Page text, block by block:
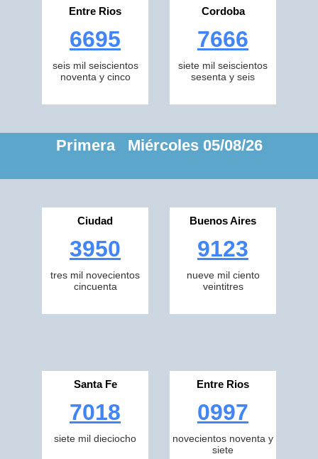
Entre Rios
6695
seis mil seiscientos
noventa y cinco
Cordoba
7666
siete mil seiscientos
sesenta y seis
Primera Miércoles 05/08/26
Ciudad
3950
tres mil novecientos
cincuenta
Buenos Aires
9123
nueve mil ciento
veintitres
Santa Fe
7018
siete mil dieciocho
Entre Rios
0997
novecientos noventa y
siete